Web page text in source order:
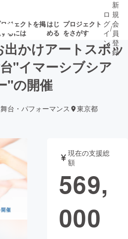
ジェクトを掲
るには
はじ
める
プロジェクト
をさがす
着プロ募集終了が近いプ
ジェット
書籍・雑誌
チャレンジ
ロ
グ
イ
ン
/
新
規
会
員
登
録
出かけアートスポッ
"イマーシブシア
"の開催
舞台・パフォーマンス 東京都
現在の支援総
額
569,
000